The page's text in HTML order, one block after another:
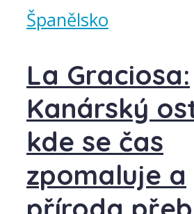
Španělsko
La Graciosa:
Kanárský
kde se čas
zpomaluje a